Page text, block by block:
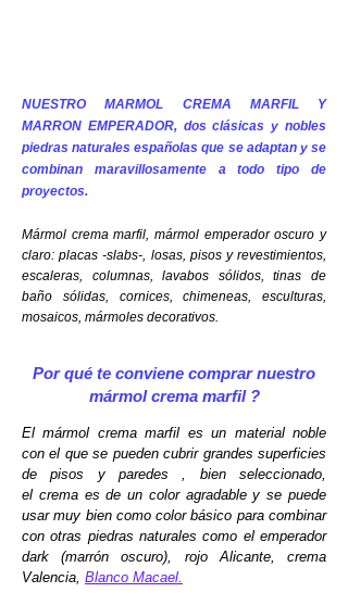
NUESTRO MARMOL CREMA MARFIL Y
MARRON EMPERADOR, dos clásicas y nobles
piedras naturales españolas que se adaptan y se
combinan maravillosamente a todo tipo de
proyectos.
Mármol crema marfil, mármol emperador oscuro y
claro: placas -slabs-, losas, pisos y revestimientos,
escaleras, columnas, lavabos sólidos, tinas de
baño sólidas, cornices, chimeneas, esculturas,
mosaicos, mármoles decorativos.
Por qué te conviene comprar nuestro
mármol crema marfil ?
El mármol crema marfil es un material noble
con el que se pueden cubrir grandes superficies
de
pisos y paredes
, bien seleccionado,
el crema es de un color agradable y se puede
usar muy bien como color básico para combinar
con otras piedras naturales como el emperador
dark (marrón oscuro), rojo Alicante, crema
Valencia, Blanco Macael.